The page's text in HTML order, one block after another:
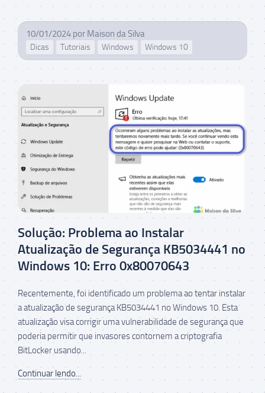
10/01/2024 por Maison da Silva
Dicas Tutoriais Windows Windows 10
Solução: Problema ao Instalar
Atualização de Segurança KB5034441 no
Windows 10: Erro 0x80070643
Recentemente, foi identificado um problema ao tentar instalar
a atualização de segurança KB5034441 no Windows 10. Esta
atualização visa corrigir uma vulnerabilidade de segurança que
poderia permitir que invasores contornem a criptografia
BitLocker usando...
Continuar lendo...